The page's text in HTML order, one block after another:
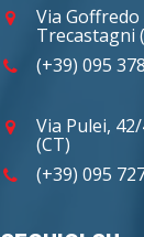
Via
Trecastagni
(+39) 095
Via Pulei,
(CT)
(+39) 095